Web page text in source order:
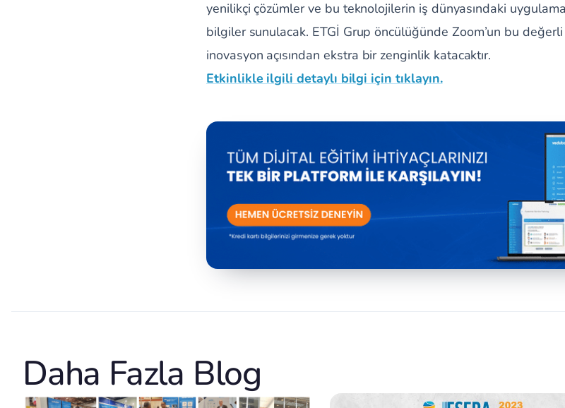
yenilikçi çözümler ve bu teknolojilerin iş dünyasındaki
bilgiler sunulacak. ETGİ Grup öncülüğünde Zoom’un bu değerli
inovasyon açısından ekstra bir zenginlik katacaktır.
Etkinlikle ilgili detaylı bilgi için tıklayın.
Daha Fazla Blog